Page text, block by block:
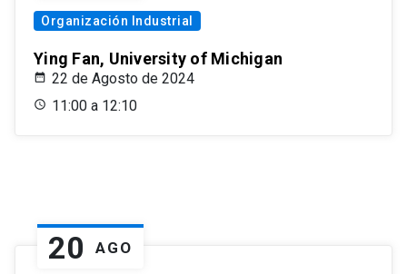
Organización Industrial
Ying Fan, University of Michigan
22 de Agosto de 2024
11:00 a 12:10
20 AGO